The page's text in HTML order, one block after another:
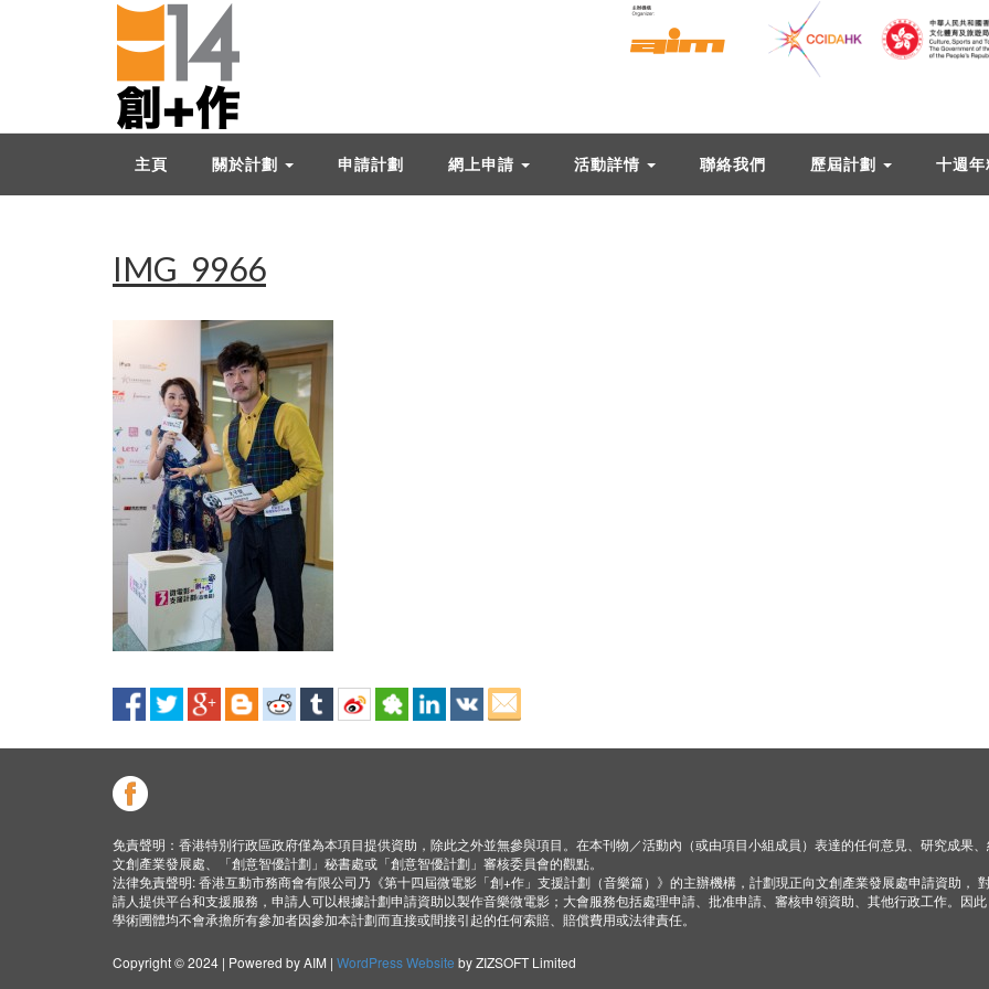
主頁 關於計劃 申請計劃 網上申請 活動詳情 聯絡我們 歷屆計劃 十週
IMG_9966
免責聲明：香港特別行政區政府僅為本項目提供資助，除此之外並無參與項目。在本刊物／活動內（或由項目小組成員）表達的任何意見、研究成果
文創產業發展處、「創意智優計劃」秘書處或「創意智優計劃」審核委員會的觀點。
法律免責聲明: 香港互動市務商會有限公司乃《第十四屆微電影「創+作」支援計劃（音樂篇）》的主辦機構，計劃現正向文創產業發展處申請資助，
請人提供平台和支援服務，申請人可以根據計劃申請資助以製作音樂微電影；大會服務包括處理申請、批准申請、審核申領資助、其他行政工作。因
學術圑體均不會承擔所有參加者因參加本計劃而直接或間接引起的任何索賠、賠償費用或法律責任。
Copyright © 2024 | Powered by AIM | WordPress Website by ZIZSOFT Limited